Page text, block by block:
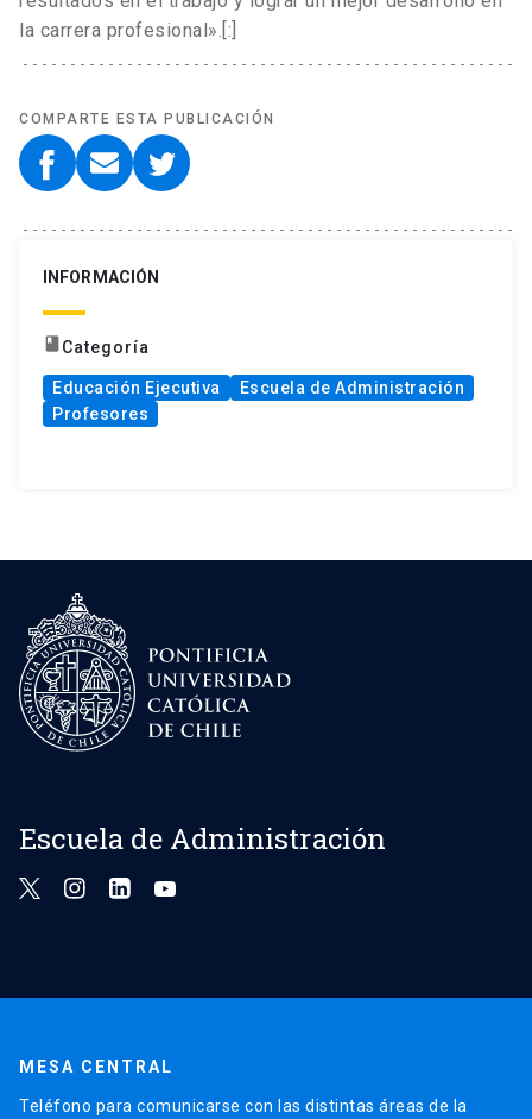
la carrera profesional».[:]
COMPARTE ESTA PUBLICACIÓN
INFORMACIÓN
book Categoría
Educación Ejecutiva
Escuela de Administración
Profesores
Escuela de Administración
MESA CENTRAL
Teléfono para comunicarse con las distintas áreas de la